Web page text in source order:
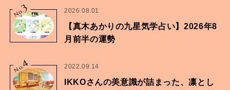
No.3 2026.08.01
【真木あかりの九星気学占い】2026年8
月前半の運勢
No.4 2022.09.14
IKKOさんの美意識が詰まった、凛とし